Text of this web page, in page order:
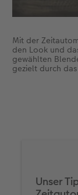
Mit der
den Look und
gewählten
gezielt durch
Unser